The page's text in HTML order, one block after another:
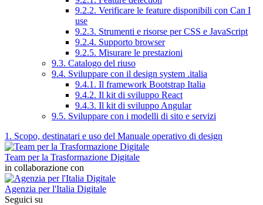
9.2.2. Verificare le feature disponibili con Can I
use
9.2.3. Strumenti e risorse per CSS e JavaScript
9.2.4. Supporto browser
9.2.5. Misurare le prestazioni
9.3. Catalogo del riuso
9.4. Sviluppare con il design system .italia
9.4.1. Il framework Bootstrap Italia
9.4.2. Il kit di sviluppo React
9.4.3. Il kit di sviluppo Angular
9.5. Sviluppare con i modelli di sito e servizi
1. Scopo, destinatari e uso del Manuale operativo di design
Team per la Trasformazione Digitale
in collaborazione con
Agenzia per l'Italia Digitale
Seguici su